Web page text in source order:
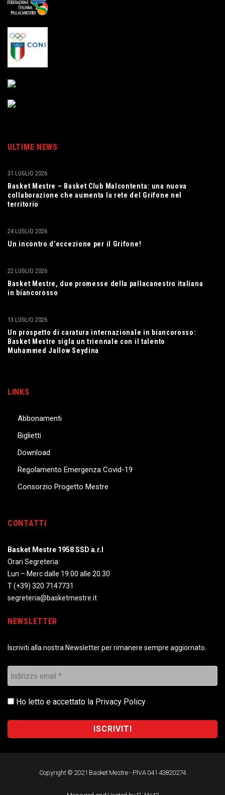
ULTIME NEWS
Basket Mestre – Basket Club Malcontenta: una nuova
collaborazione che aumenta la rete del Grifone nel
territorio
31 LUGLIO 2026
Un incontro d’eccezione per il Grifone!
24 LUGLIO 2026
Basket Mestre, due promesse della pallacanestro italiana
in biancorosso
22 LUGLIO 2026
Un prospetto di caratura internazionale in biancorosso:
Basket Mestre sigla un triennale con il talento
Muhammed Jallow Seydina
13 LUGLIO 2026
LINKS
Abbonamenti
Biglietti
Download
Regolamento Emergenza Covid-19
Consorzio Progetto Mestre
CONTATTI
Basket Mestre 1958 SSD a.r.l
Orari Segreteria:
Lun – Merc dalle 19.00 alle 20.30
T(+39) 320 7147731
segreteria@basketmestre.it
NEWSLETTER
Iscriviti alla nostra Newsletter per rimanere sempre aggiornato.
Ho letto e accettato la Privacy Policy
Copyright © 2021 Basket Mestre - P.IVA 041 43820274